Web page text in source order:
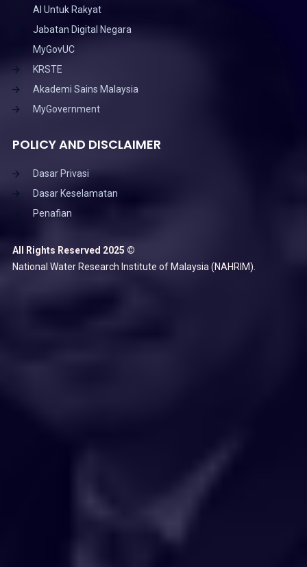
AI Untuk Rakyat
Jabatan Digital Negara
MyGovUC
KRSTE
Akademi Sains Malaysia
MyGovernment
POLICY AND DISCLAIMER
Dasar Privasi
Dasar Keselamatan
Penafian
All Rights Reserved 2025 ©
National Water Research Institute of Malaysia (NAHRIM).